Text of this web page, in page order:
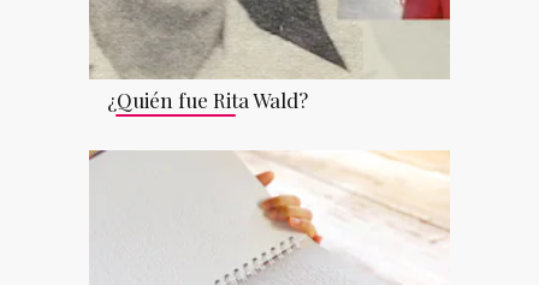
¿Quién fue Rita Wald?